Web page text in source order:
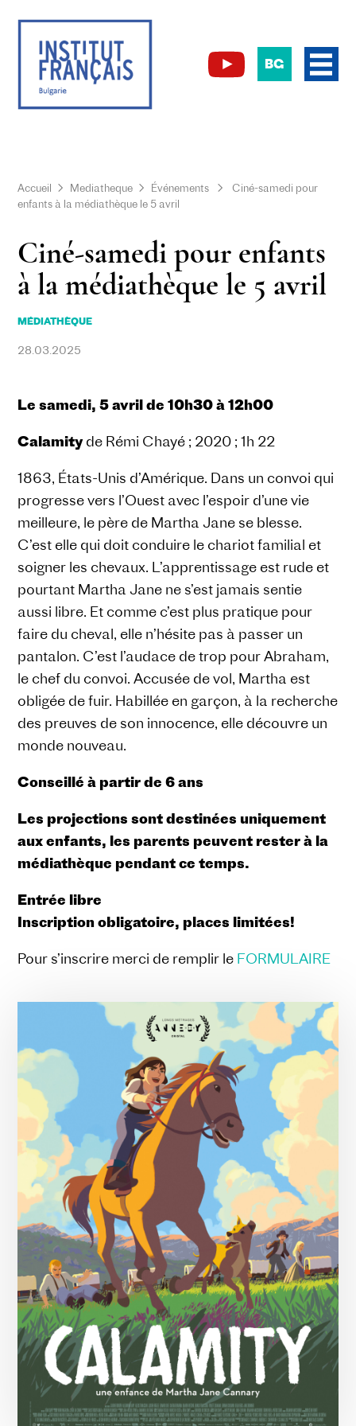
BG
Accueil Mediatheque Événements
Ciné-samedi pour
enfants à la médiathèque le 5 avril
Ciné-samedi pour enfants
à la médiathèque le 5 avril
MÉDIATHÈQUE
28.03.2025
Le samedi, 5 avrilde10h30 à 12h00
Calamityde Rémi Chayé ; 2020 ; 1h 22
1863, États-Unis d’Amérique. Dans un convoi qui
progresse vers l’Ouest avec l’espoir d’une vie
meilleure, le père de Martha Jane se blesse.
C’est elle qui doit conduire le chariot familial et
soigner les chevaux. L’apprentissage est rude et
pourtant Martha Jane ne s’est jamais sentie
aussi libre. Et comme c’est plus pratique pour
faire du cheval, elle n’hésite pas à passer un
pantalon. C’est l’audace de trop pour Abraham,
le chef du convoi. Accusée de vol, Martha est
obligée de fuir. Habillée en garçon, à la recherche
des preuves de son innocence, elle découvre un
monde nouveau.
Conseillé à partir de 6 ans
Les projections sont destinées uniquement
aux enfants, les parents peuvent rester à la
médiathèque pendant ce temps.
Entrée libre
Inscription obligatoire, places limitées!
Pour s’inscrire merci de remplir le FORMULAIRE